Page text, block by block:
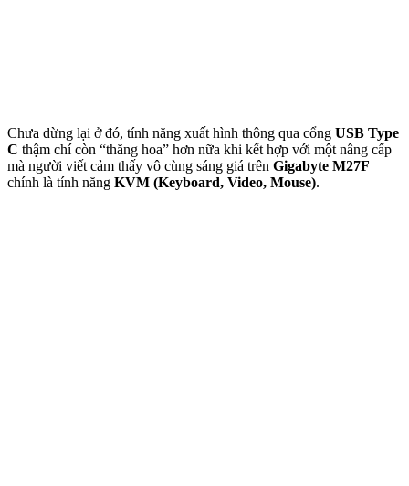
Chưa dừng lại ở đó, tính năng xuất hình thông qua cổng USB Type
C thậm chí còn “thăng hoa” hơn nữa khi kết hợp với một nâng cấp
mà người viết cảm thấy vô cùng sáng giá trên Gigabyte M27F
chính là tính năng KVM (Keyboard, Video, Mouse).